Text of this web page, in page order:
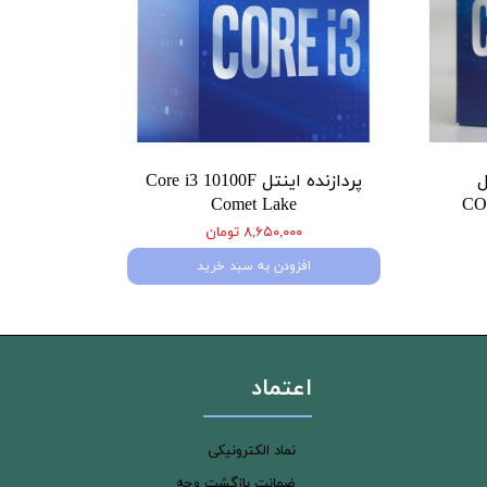
پردازنده اینتل Core i3 10100F
Comet Lake
۸,۶۵۰,۰۰۰ تومان
افزودن به سبد خرید
اعتماد
نماد الکترونیکی